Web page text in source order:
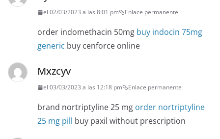
el 02/03/2023 a las 8:01 pm Enlace permanente
order indomethacin 50mg buy indocin 75mg
generic buy cenforce online
Mxzcyv
el 03/03/2023 a las 12:18 pm Enlace permanente
brand nortriptyline 25 mg order nortriptyline
25 mg pill buy paxil without prescription